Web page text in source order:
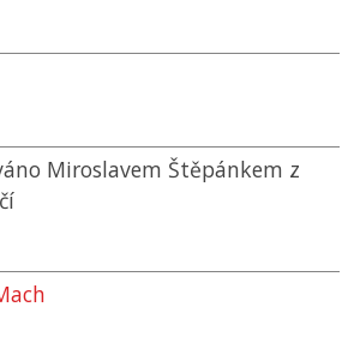
Miroslavem Štěpánkem z